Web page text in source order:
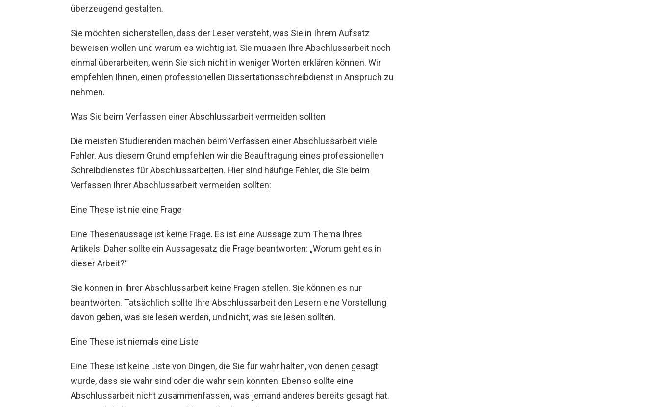
überzeugend gestalten.
Sie möchten sicherstellen, dass der Leser versteht, was Sie in Ihrem Aufsatz
beweisen wollen und warum es wichtig ist. Sie müssen Ihre Abschlussarbeit noch
einmal überarbeiten, wenn Sie sich nicht in weniger Worten erklären können. Wir
empfehlen Ihnen, einen professionellen Dissertationsschreibdienst in Anspruch zu
nehmen.
Was Sie beim Verfassen einer Abschlussarbeit vermeiden sollten
Die meisten Studierenden machen beim Verfassen einer Abschlussarbeit viele
Fehler. Aus diesem Grund empfehlen wir die Beauftragung eines professionellen
Schreibdienstes für Abschlussarbeiten. Hier sind häufige Fehler, die Sie beim
Verfassen Ihrer Abschlussarbeit vermeiden sollten:
Eine These ist nie eine Frage
Eine Thesenaussage ist keine Frage. Es ist eine Aussage zum Thema Ihres
Artikels. Daher sollte ein Aussagesatz die Frage beantworten: „Worum geht es in
dieser Arbeit?“
Sie können in Ihrer Abschlussarbeit keine Fragen stellen. Sie können es nur
beantworten. Tatsächlich sollte Ihre Abschlussarbeit den Lesern eine Vorstellung
davon geben, was sie lesen werden, und nicht, was sie lesen sollten.
Eine These ist niemals eine Liste
Eine These ist keine Liste von Dingen, die Sie für wahr halten, von denen gesagt
wurde, dass sie wahr sind oder die wahr sein könnten. Ebenso sollte eine
Abschlussarbeit nicht zusammenfassen, was jemand anderes bereits gesagt hat.